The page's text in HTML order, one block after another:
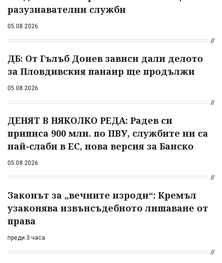
разузнавателни служби
05.08.2026
ДБ: От Гълъб Донев зависи дали делото
за Пловдивския панаир ще продължи
05.08.2026
ДЕНЯТ В НЯКОЛКО РЕДА: Радев си
приписа 900 млн. по ПВУ, службите ни са
най-слаби в ЕС, нова версия за Банско
05.08.2026
Законът за „вечните изроди“: Кремъл
узаконява извънсъдебното лишаване от
права
преди 3 часа